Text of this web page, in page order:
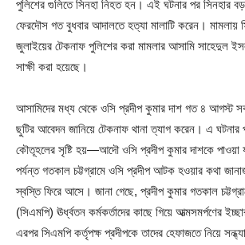
পুলিশের গুলিতে সিনহা নিহত হন। এই ঘটনার পর সিনহার বড়
ফেরদৌস গত বুধবার আদালতে হত্যা মালাটি করেন। মামলায়
জুলাইয়ের টেকনাফ পুলিশের করা মামলার আসামি সাহেদুল
সাক্ষী করা হয়েছে।
আসামিদের মধ্য থেকে ওসি প্রদীপ কুমার দাশ গত ৪ আগস্ট
ছুটির আবেদন জানিয়ে টেকনাফ থানা ত্যাগ করেন। এ ঘটনার
কৌতূহলের সৃষ্টি হয়—আদৌ ওসি প্রদীপ কুমার দাশকে পাওয়া
পর্যন্ত গতকাল চট্টগ্রামে ওসি প্রদীপ আটক হওয়ার কথা
স্বস্তি ফিরে আসে। জানা গেছে, প্রদীপ কুমার গতকাল
(সিএমপি) ঊর্ধ্বতন কর্মকর্তাদের কাছে গিয়ে আত্মসমর্পণের
এরপর সিএমপি কর্তৃপক্ষ প্রদীপকে তাদের হেফাজতে নিয়ে